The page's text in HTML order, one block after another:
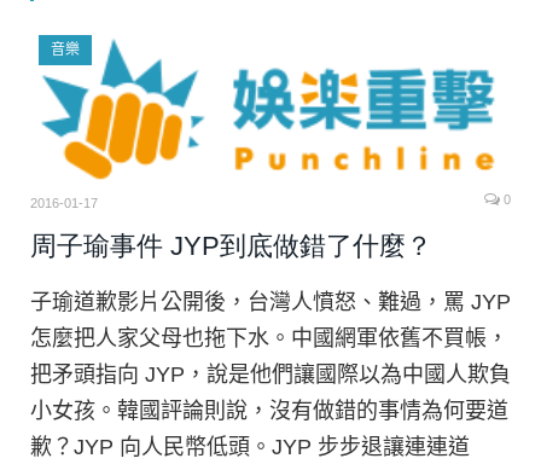
音樂
2016-01-17 0
周子瑜事件 JYP到底做錯了什麼？
子瑜道歉影片公開後，台灣人憤怒、難過，罵 JYP
怎麼把人家父母也拖下水。中國網軍依舊不買帳，
把矛頭指向 JYP，說是他們讓國際以為中國人欺負
小女孩。韓國評論則說，沒有做錯的事情為何要道
歉？JYP 向人民幣低頭。JYP 步步退讓連連道